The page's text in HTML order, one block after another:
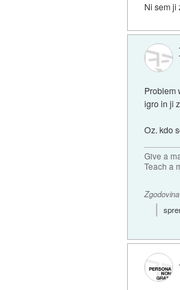
Ni sem ji
Problem
igro in ji
Oz. kdo
Give a
Teach a